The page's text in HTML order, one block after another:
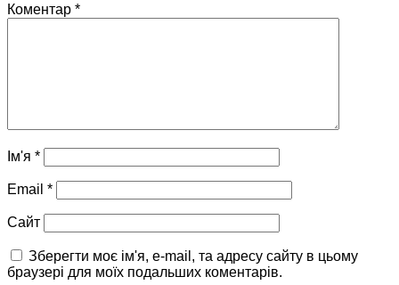
Коментар *
Ім'я *
Email *
Сайт
Зберегти моє ім'я, e-mail, та адресу сайту в цьому
браузері для моїх подальших коментарів.